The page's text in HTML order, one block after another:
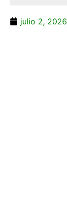
julio 2, 2026